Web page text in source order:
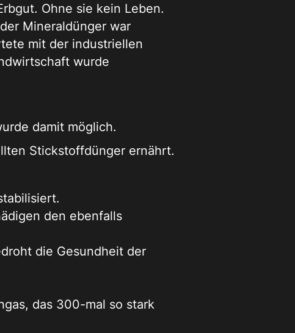
Ohne sie kein Leben.
Mineraldünger war
mit der industriellen
wurde
damit möglich.
Stickstoffdünger ernährt.
den ebenfalls
die Gesundheit der
das 300-mal so stark